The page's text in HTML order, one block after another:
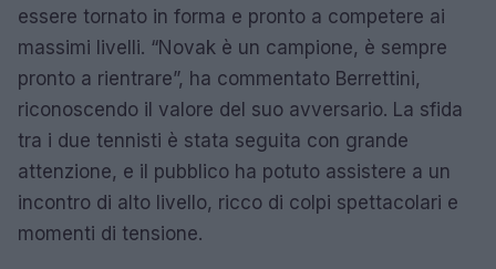
essere tornato in forma e pronto a competere ai
massimi livelli. “Novak è un campione, è sempre
pronto a rientrare”, ha commentato Berrettini,
riconoscendo il valore del suo avversario. La sfida
tra i due tennisti è stata seguita con grande
attenzione, e il pubblico ha potuto assistere a un
incontro di alto livello, ricco di colpi spettacolari e
momenti di tensione.